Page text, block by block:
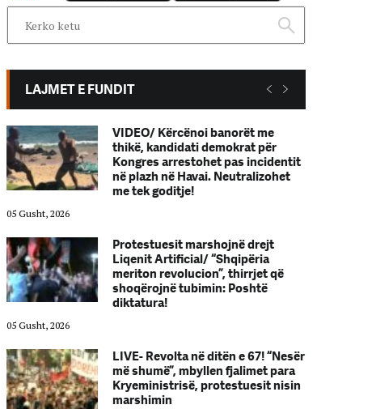
LAJMET E FUNDIT
VIDEO/ Kërcënoi banorët me
thikë, kandidati demokrat për
Kongres arrestohet pas incidentit
në plazh në Havai. Neutralizohet
me tek goditje!
05 Gusht, 2026
Protestuesit marshojnë drejt
Liqenit Artificial/ “Shqipëria
meriton revolucion”, thirrjet që
shoqërojnë tubimin: Poshtë
diktatura!
05 Gusht, 2026
LIVE- Revolta në ditën e 67! “Nesër
më shumë”, mbyllen fjalimet para
Kryeministrisë, protestuesit nisin
marshimin